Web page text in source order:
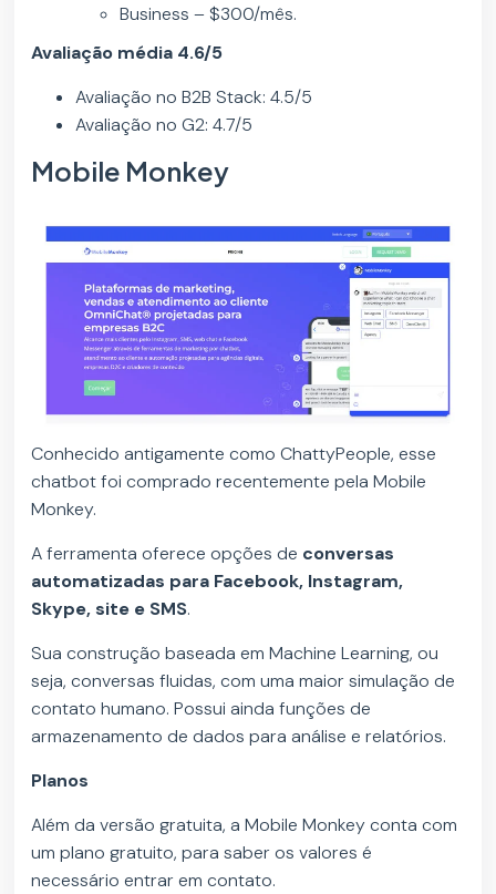
Business – $300/mês.
Avaliação média 4.6/5
Avaliação no B2B Stack: 4.5/5
Avaliação no G2: 4.7/5
Mobile Monkey
Conhecido antigamente como ChattyPeople, esse
chatbot foi comprado recentemente pela Mobile
Monkey.
A ferramenta oferece opções de conversas
automatizadas para Facebook, Instagram,
Skype, site e SMS.
Sua construção baseada em Machine Learning, ou
seja, conversas fluidas, com uma maior simulação de
contato humano. Possui ainda funções de
armazenamento de dados para análise e relatórios.
Planos
Além da versão gratuita, a Mobile Monkey conta com
um plano gratuito, para saber os valores é
necessário entrar em contato.